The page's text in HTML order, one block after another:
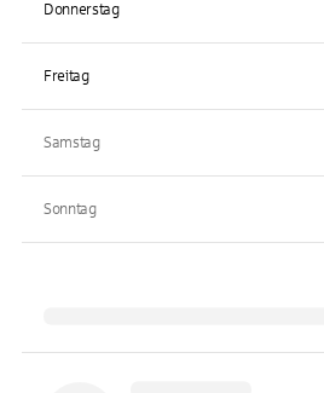
Donnerstag
Freitag
Samstag
Sonntag